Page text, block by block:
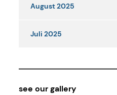
August 2025
Juli 2025
see our gallery